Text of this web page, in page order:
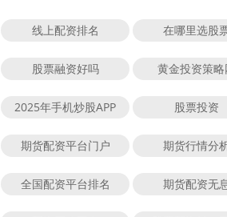
线上配资排名 在哪里选股
股票融资好吗 黄金投资策略
2025年手机炒股APP 股票投资
期货配资平台门户 期货行情分
全国配资平台排名 期货配资无